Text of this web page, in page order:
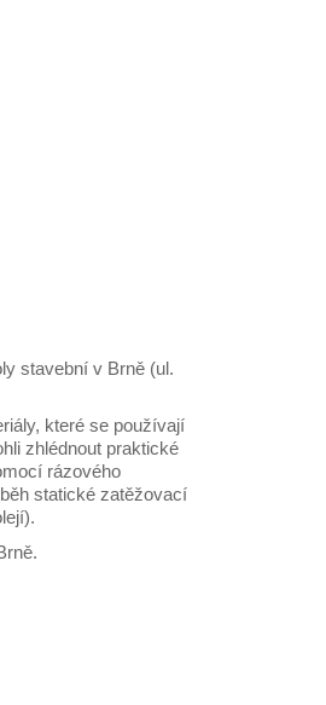
stavební v Brně (ul.
které se používají
zhlédnout praktické
rázového
statické zatěžovací